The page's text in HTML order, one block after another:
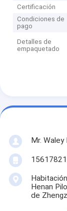
Certificación
Condiciones de
pago
Detalles de
empaquetado
Mr. Waley
Henan
de